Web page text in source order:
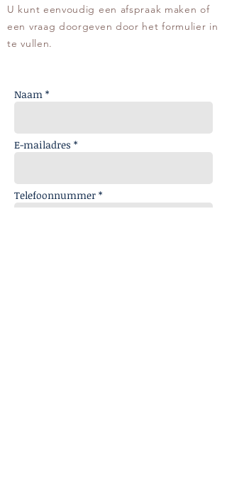
U kunt eenvoudig een afspraak maken of
een vraag doorgeven door het formulier in
te vullen.
Naam *
E-mailadres *
Telefoonnummer *